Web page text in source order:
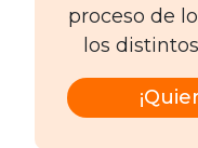
proceso de
los